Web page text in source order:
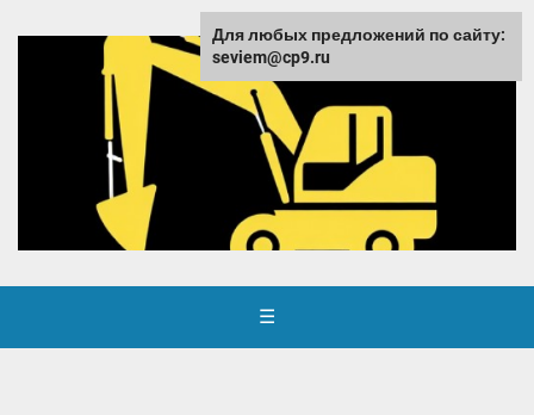
☰
Для любых предложений по сайту:
seviem@cp9.ru